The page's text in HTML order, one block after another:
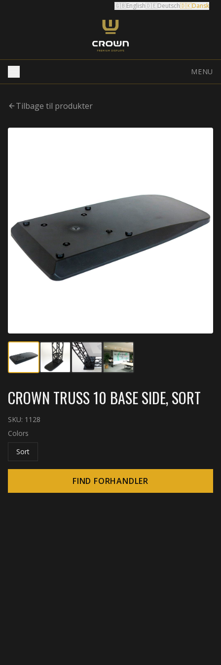
🇬🇧English🇩🇪Deutsch🇩🇰Dansk
MENU
Tilbage til produkter
CROWN TRUSS 10 BASE SIDE, SORT
SKU: 1128
Colors
Sort
FIND FORHANDLER